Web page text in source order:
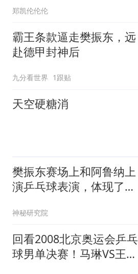
郑凯伦伦伦
霸王条款逼走樊振东，远
赴德甲封神后
九分看世界 1跟贴
天空硬糖消
樊振东赛场上和阿鲁纳上
演乒乓球表演，体现了真
神秘研究院
回看2008北京奥运会乒乓
球男单决赛！马琳VS王